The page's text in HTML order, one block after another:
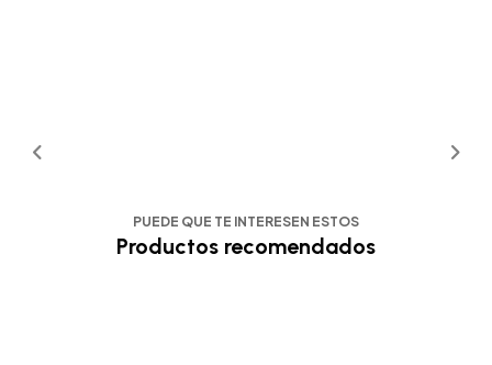
PUEDE QUE TE INTERESEN ESTOS
Productos recomendados